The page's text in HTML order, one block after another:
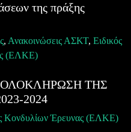
της πράξης
, Ανακοινώσεις ΑΣΚΤ, Ειδικός
(ΕΛΚΕ)
ΤΗΣ
2024
Κονδυλίων Έρευνας (ΕΛΚΕ)